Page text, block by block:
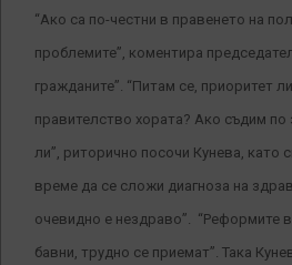
“Ако са по-честни в правенето на
проблемите”, коментира
гражданите”. “Питам се, приоритет
правителство хората? Ако съдим
ли”, риторично посочи Кунева, като
време да се сложи диагноза на
очевидно е нездраво”. “Реформите
бавни, трудно се приемат”. Така